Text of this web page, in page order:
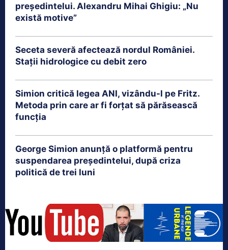
președintelui. Alexandru Mihai Ghigiu: „Nu
există motive”
Seceta severă afectează nordul României.
Stații hidrologice cu debit zero
Simion critică legea ANI, vizându-l pe Fritz.
Metoda prin care ar fi forțat să părăsească
funcția
George Simion anunță o platformă pentru
suspendarea președintelui, după criza
politică de trei luni